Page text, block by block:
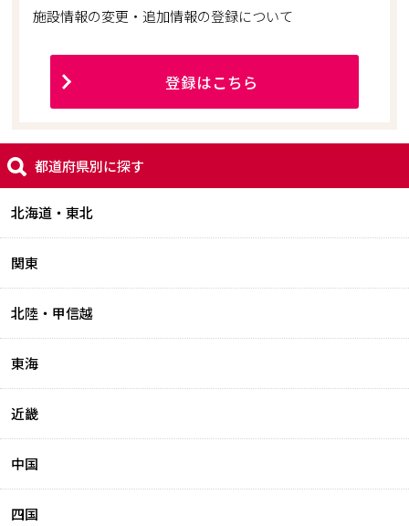
施設情報の変更・追加情報の登録について
登録はこちら
都道府県別に探す
北海道・東北
関東
北陸・甲信越
東海
近畿
中国
四国